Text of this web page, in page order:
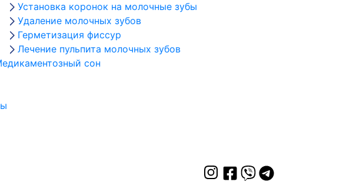
Установка коронок на молочные зубы
Удаление молочных зубов
Герметизация фиссур
Лечение пульпита молочных зубов
сон